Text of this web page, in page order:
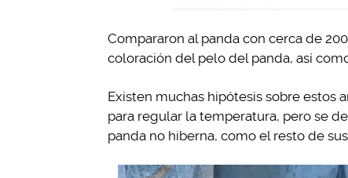
Compararon al panda con cerca de
coloración del pelo del panda, así
Existen muchas hipótesis sobre estos
para regular la temperatura, pero se
panda no hiberna, como el resto de